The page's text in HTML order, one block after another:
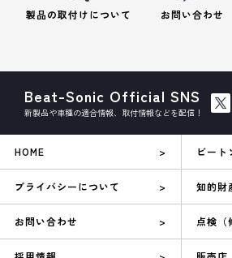
製品の取付けについて お問い合わせ
Beat-Sonic Official SNS
新製品や車種の適合情報、取付情報などを配信！
HOME ビート
プライバシーについて 知的財
お問い合わせ 点検（